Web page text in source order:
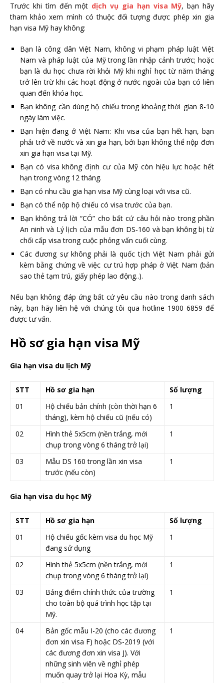
Trước khi tìm đến một dịch vụ gia hạn visa Mỹ, bạn hãy
tham khảo xem mình có thuộc đối tượng được phép xin gia
hạn visa Mỹ hay không:
Bạn là công dân Việt Nam, không vi phạm pháp luật Việt
Nam và pháp luật của Mỹ trong lần nhập cảnh trước; hoặc
bạn là du học chưa rời khỏi Mỹ khi nghỉ học từ năm tháng
trở lên trừ khi các hoạt động ở nước ngoài của bạn có liên
quan đến khóa học.
Bạn không cần dùng hộ chiếu trong khoảng thời gian 8-10
ngày làm việc.
Bạn hiện đang ở Việt Nam: Khi visa của bạn hết hạn, bạn
phải trở về nước và xin gia hạn, bởi bạn không thể nộp đơn
xin gia hạn visa tại Mỹ.
Bạn có visa không định cư của Mỹ còn hiệu lực hoặc hết
hạn trong vòng 12 tháng.
Bạn có nhu cầu gia hạn visa Mỹ cùng loại với visa cũ.
Bạn có thể nộp hộ chiếu có visa trước của bạn.
Bạn không trả lời “CÓ” cho bất cứ câu hỏi nào trong phần
An ninh và Lý lịch của mẫu đơn DS‐160 và bạn không bị từ
chối cấp visa trong cuộc phỏng vấn cuối cùng.
Các đương sự không phải là quốc tịch Việt Nam phải gửi
kèm bằng chứng về việc cư trú hợp pháp ở Việt Nam (bản
sao thẻ tạm trú, giấy phép lao động..).
Nếu bạn không đáp ứng bất cứ yêu cầu nào trong danh sách
này, bạn hãy liên hệ với chúng tôi qua hotline 1900 6859 để
được tư vấn.
Hồ sơ gia hạn visa Mỹ
Gia hạn visa du lịch Mỹ
STT Hồ sơ gia hạn
Số lượng
01
Hộ chiếu bản chính (còn thời hạn 6
tháng), kèm hộ chiếu cũ (nếu có)
1
02
Hình thẻ 5x5cm (nền trắng, mới
chụp trong vòng 6 tháng trở lại)
1
03
Mẫu DS 160 trong lần xin visa
trước (nếu còn)
1
Gia hạn visa du học Mỹ
STT Hồ sơ gia hạn
Số lượng
01
Hộ chiếu gốc kèm visa du học Mỹ
đang sử dụng
1
02
Hình thẻ 5x5cm (nền trắng, mới
chụp trong vòng 6 tháng trở lại)
1
03
Bảng điểm chính thức của trường
cho toàn bộ quá trình học tập tại
Mỹ.
1
04
Bản gốc mẫu I-20 (cho các đương
đơn xin visa F) hoặc DS-2019 (với
các đương đơn xin visa J). Với
những sinh viên về nghỉ phép
muốn quay trở lại Hoa Kỳ, mẫu
1